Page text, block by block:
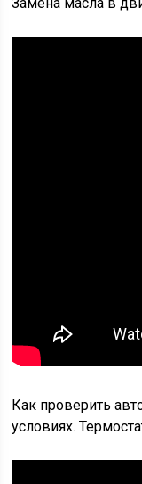
Как проверить
условиях.